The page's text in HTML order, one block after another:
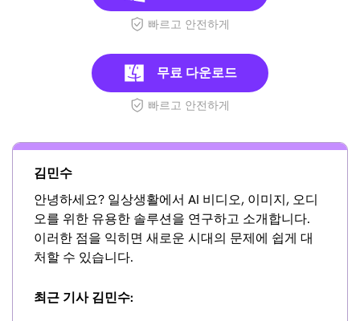
빠르고 안전하게
무료 다운로드
빠르고 안전하게
김민수
안녕하세요? 일상생활에서 AI 비디오, 이미지, 오디
오를 위한 유용한 솔루션을 연구하고 소개합니다.
이러한 점을 익히면 새로운 시대의 문제에 쉽게 대
처할 수 있습니다.
최근 기사 김민수: